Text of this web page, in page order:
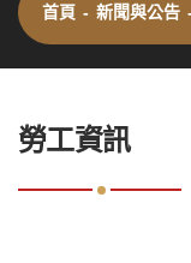
首頁 - 新聞與公告 -
勞工資訊